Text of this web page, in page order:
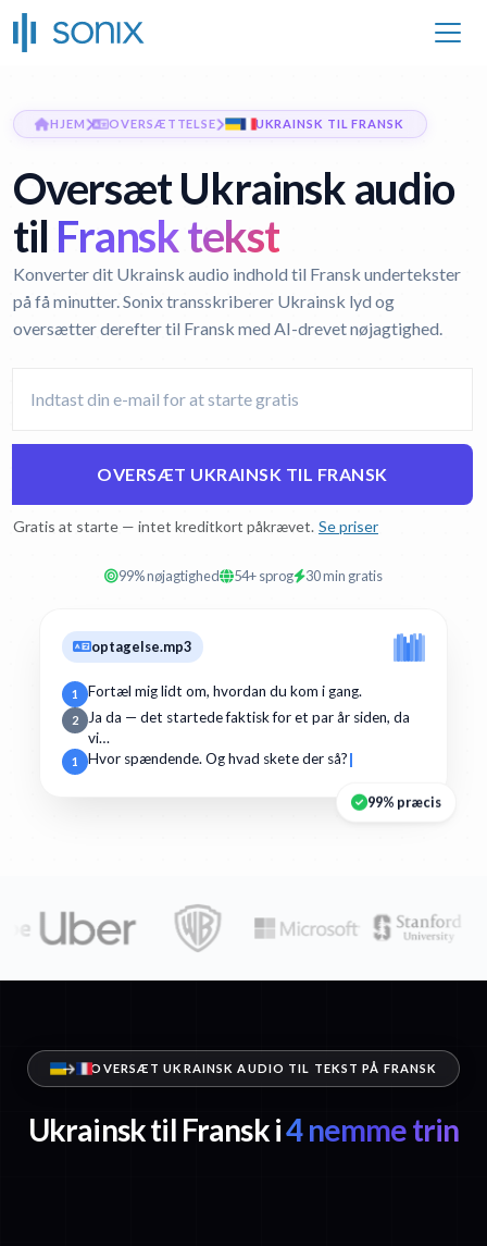
HJEM OVERSÆTTELSE UKRAINSK TIL FRANSK
Oversæt Ukrainsk audio
til Fransk tekst
Konverter dit Ukrainsk audio indhold til Fransk undertekster
på få minutter. Sonix transskriberer Ukrainsk lyd og
oversætter derefter til Fransk med AI-drevet nøjagtighed.
OVERSÆT UKRAINSK TIL FRANSK
Gratis at starte — intet kreditkort påkrævet. Se priser
99% nøjagtighed 54+ sprog 30 min gratis
optagelse.mp3
1 Fortæl mig lidt om, hvordan du kom i gang.
2
Ja da — det startede faktisk for et par år siden, da
vi…
1 Hvor spændende. Og hvad skete der så?
99% præcis
OVERSÆT UKRAINSK AUDIO TIL TEKST PÅ FRANSK
Ukrainsk til Fransk i4 nemme trin